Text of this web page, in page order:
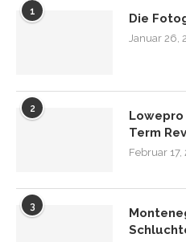
1 Die
Januar 26,
2
Lowepro
Term
Februar 17,
3